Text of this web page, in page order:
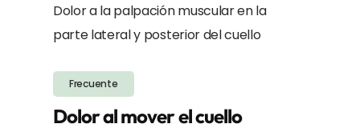
Dolor a la palpación muscular en la
parte lateral y posterior del cuello
Frecuente
Dolor al mover el cuello